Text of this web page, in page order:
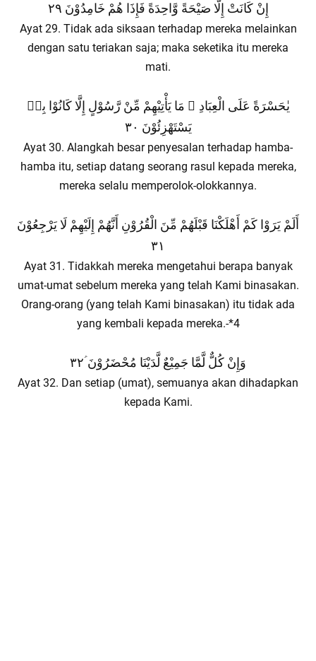
إِنْ كَانَتْ إِلَّا صَيْحَةً وَّاحِدَةً فَإِذَا هُمْ خَامِدُوْنَ ٢٩
Ayat 29. Tidak ada siksaan terhadap mereka melainkan
dengan satu teriakan saja; maka seketika itu mereka
mati.
يٰحَسْرَةً عَلَى الْعِبَادِ ۚ مَا يَأْتِيْهِمْ مِّنْ رَّسُوْلٍ إِلَّا كَانُوْا بِهٖ
يَسْتَهْزِئُوْنَ ٣٠
Ayat 30. Alangkah besar penyesalan terhadap hamba-
hamba itu, setiap datang seorang rasul kepada mereka,
mereka selalu memperolok-olokkannya.
أَلَمْ يَرَوْا كَمْ أَهْلَكْنَا قَبْلَهُمْ مِّنَ الْقُرُوْنِ أَنَّهُمْ إِلَيْهِمْ لَا يَرْجِعُوْنَ
٣١
Ayat 31. Tidakkah mereka mengetahui berapa banyak
umat-umat sebelum mereka yang telah Kami binasakan.
Orang-orang (yang telah Kami binasakan) itu tidak ada
yang kembali kepada mereka.-*4
وَإِنْ كُلٌّ لَّمَّا جَمِيْعٌ لَّدَيْنَا مُحْضَرُوْنَ ؑ٣٢
Ayat 32. Dan setiap (umat), semuanya akan dihadapkan
kepada Kami.